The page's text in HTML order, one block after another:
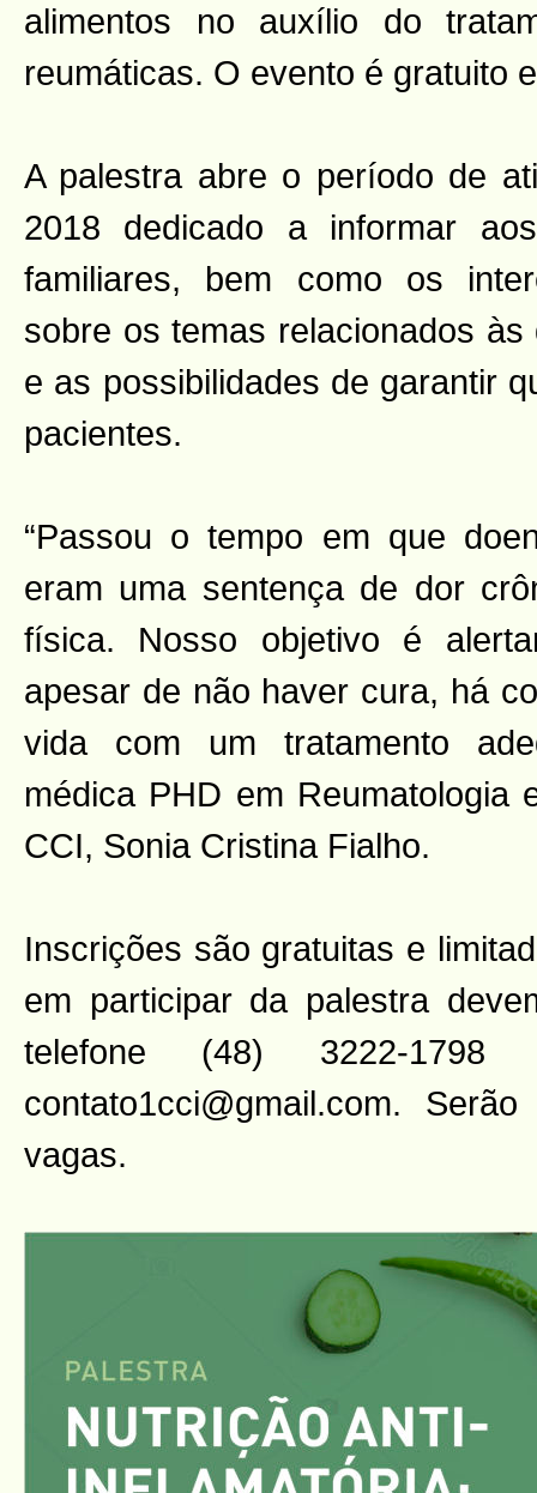
alimentos no auxílio do
reumáticas. O evento é gratuito
A palestra abre o período de
2018 dedicado a informar
familiares, bem como os
sobre os temas relacionados
e as possibilidades de garantir
pacientes.
“Passou o tempo em que
eram uma sentença de dor
física. Nosso objetivo é
apesar de não haver cura, há
vida com um tratamento
médica PHD em Reumatologia
CCI, Sonia Cristina Fialho.
Inscrições são gratuitas e
em participar da palestra
telefone (48) 3222-
contato1cci@gmail.com.
vagas.